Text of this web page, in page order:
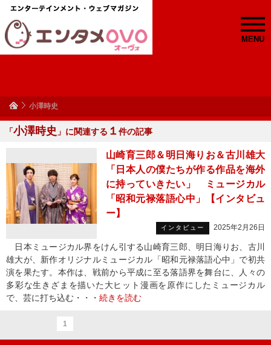
MENU
小澤時史
「小澤時史 」に関連する １ 件の記事
山崎育三郎＆明日海りお＆古川雄大
「日本人の僕たちが作る作品を海外
に持っていきたい」 ミュージカル
「昭和元禄落語心中」【インタビュ
ー】
インタビュー 2025年2月26日
日本ミュージカル界をけん引する山崎育三郎、明日海りお、古川
雄大が、新作オリジナルミュージカル「昭和元禄落語心中」で初共
演を果たす。本作は、戦前から平成に至る落語界を舞台に、人々の
多彩な生きざまを描いた大ヒット漫画を原作にしたミュージカル
で、芸に打ち込む・・・ 続きを読む
1